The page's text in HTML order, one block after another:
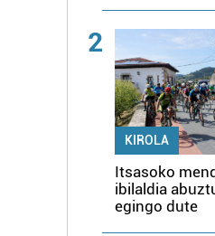
2
KIROLA
Itsasoko
ibilaldia
egingo dute